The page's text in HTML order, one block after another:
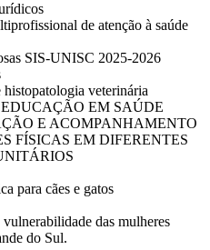
de atenção à saúde
SIS-UNISC 2025-2026
veterinária
EM SAÚDE
E ACOMPANHAMENTO
FÍSICAS EM DIFERENTES
para cães e gatos
das mulheres
do Sul.